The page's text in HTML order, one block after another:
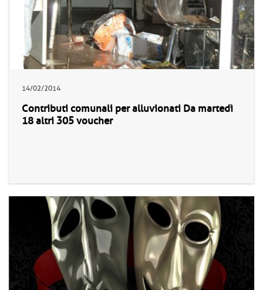
14/02/2014
Contributi comunali per alluvionati Da martedì
18 altri 305 voucher